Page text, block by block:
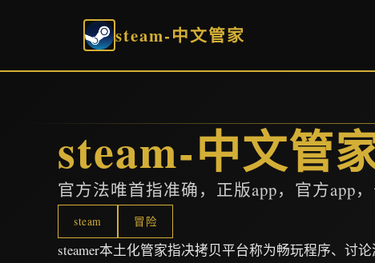
steam-中文管家
steam-中文管
官方法唯首指准确，正版app，官方app
steam 冒险
steamer本土化管家指决拷贝平台称为畅玩程序、讨